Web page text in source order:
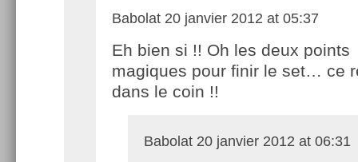
Babolat 20 janvier 2012 at 05:37
Eh bien si !! Oh les deux points
magiques pour finir le set… ce
dans le coin !!
Babolat 20 janvier 2012 at 06:31